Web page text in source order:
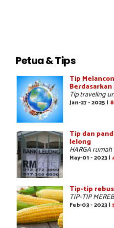
Petua & Tips
Tip
Tip traveling
Jan-27 - 2025 |
Tip dan
lelong
HARGA
May-01 - 2023 |
Tip-tip
TIP-TIP
Feb-03 - 2023 |